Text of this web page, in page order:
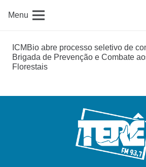
Menu
ICMBio abre processo seletivo de
Brigada de Prevenção e Combate
Florestais